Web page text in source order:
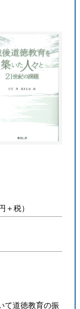
税）
て道徳教育の振